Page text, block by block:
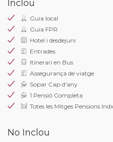
Inclou
Guia local
Guia FPR
Hotel i desdejuni
Entrades
Itinerari en Bus
Assegurança de viatge
Sopar Cap d'any
1 Pensió Completa
Totes les Mitges Pensions
No Inclou